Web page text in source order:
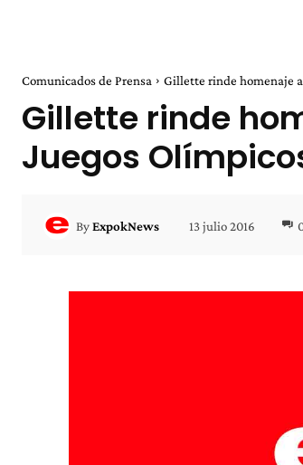
Comunicados de Prensa Gillette rinde homenaje
Gillette rinde
Juegos
ByExpokNews 13 julio 2016